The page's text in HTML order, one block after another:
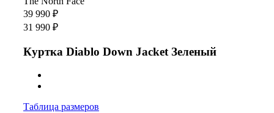
39 990 ₽
31 990 ₽
Куртка Diablo Down Jacket Зеленый
Таблица размеров